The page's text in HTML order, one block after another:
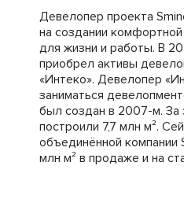
Девелопер проекта
на создании
для жизни и работы. В
приобрел активы
«Интеко». Девелопер
заниматься
был создан в 2007-м. За
построили 7,7 млн м².
объединённой компании
млн м² в продаже и на